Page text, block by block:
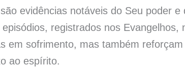
evidências notáveis do Seu poder e
registrados nos Evangelhos,
em sofrimento, mas também reforçam
ao espírito.